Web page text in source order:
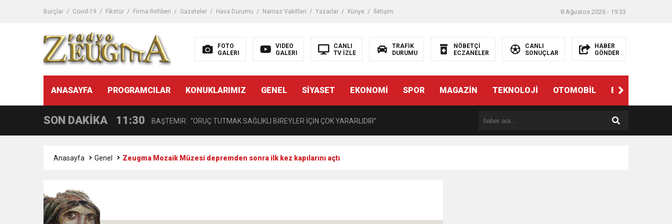
Burçlar Covid-19 Fikstür Firma Rehberi Gazeteler Hava Durumu Namaz Vakitleri Yazarlar Künye İletişim 8 Ağustos 2026 - 19:33
FOTO
GALERI
VIDEO
GALERI
CANLI
TV İZLE
TRAFİK
DURUMU
NÖBETÇİ
ECZANELER
CANLI
SONUÇLAR
HABER
GÖNDER
ANASAYFA PROGRAMCILAR KONUKLARIMIZ GENEL SİYASET EKONOMİ SPOR MAGAZİN TEKNOLOJİ OTOMOBİL EĞİTİM
SON DAKİKA
14:08 Gaziantep FK o yıldızı getiriyor
11:59 GÖĞÜS HASTALIKLARI UZMANINDAN LİSELİLERE BİLGİLENDİRME
11:30 BAŞTEMİR: “ORUÇ TUTMAK SAĞLIKLI BİREYLER İÇİN ÇOK YARARLIDIR”
Anasayfa Genel Zeugma Mozaik Müzesi depremden sonra ilk kez kapılarını açtı